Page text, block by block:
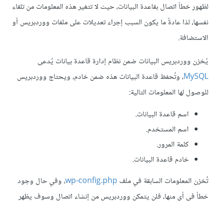
لظهور خطأ اتصال بقاعدة البيانات، حيث لا تتغير هذه المعلومات من تلقاء
نفسها، لذا عادةً ما يكون السبب إجراء تعديلات على ملفات ووردبريس أو
الاستضافة.
يُخزن ووردبريس البيانات ضمن نظام إدارة قاعدة بيانات يُدعى
MySQL، وتُحفظ قاعدة البيانات هذه ضمن خادم، ويحتاج ووردبريس
للوصول لها المعلومات التالية:
اسم قاعدة البيانات.
اسم المستخدم.
كلمة المرور.
خادم قاعدة البيانات.
تُخزن المعلومات السابقة في ملف wp-config.php، وفي حال وجود
خطأ في أي منها، فلن يتمكن ووردبريس من إنشاء اتصال وسوف يظهر